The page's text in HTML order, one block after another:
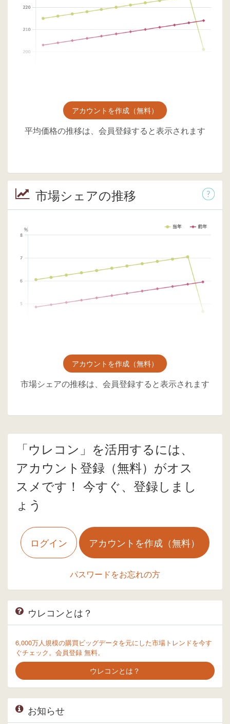
アカウントを作成（無料）
平均価格の推移は、会員登録すると表示されます
市場シェアの推移
アカウントを作成（無料）
市場シェアの推移は、会員登録すると表示されます
「ウレコン」を活用するには、
アカウント登録（無料）がオス
スメです！ 今すぐ、登録しまし
ょう
ログイン アカウントを作成（無料）
パスワードをお忘れの方
ウレコンとは？
6,000万人規模の購買ビッグデータを元にした市場トレンドを今す
ぐチェック。会員登録 無料。
ウレコンとは？
お知らせ